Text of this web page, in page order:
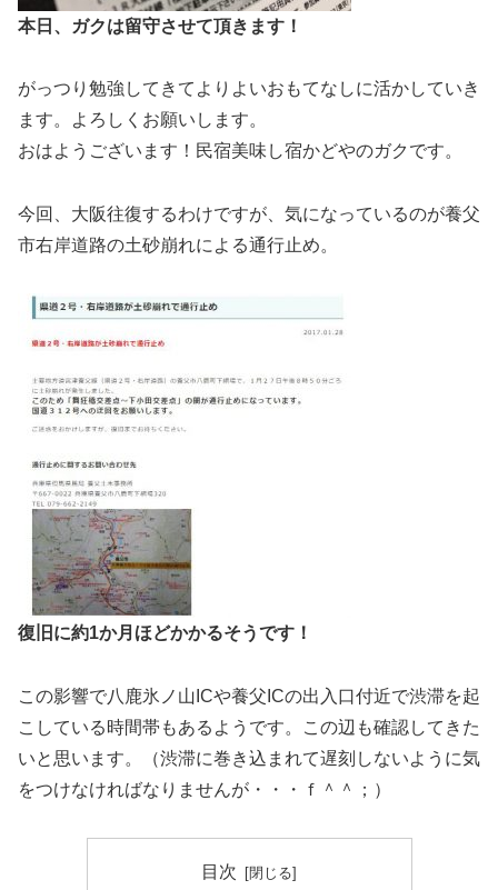
本日、ガクは留守させて頂きます！
がっつり勉強してきてよりよいおもてなしに活かしていき
ます。よろしくお願いします。
おはようございます！民宿美味し宿かどやのガクです。
今回、大阪往復するわけですが、気になっているのが養父
市右岸道路の土砂崩れによる通行止め。
復旧に約1か月ほどかかるそうです！
この影響で八鹿氷ノ山ICや養父ICの出入口付近で渋滞を起
こしている時間帯もあるようです。この辺も確認してきた
いと思います。（渋滞に巻き込まれて遅刻しないように気
をつけなければなりませんが・・・ｆ＾＾；）
目次